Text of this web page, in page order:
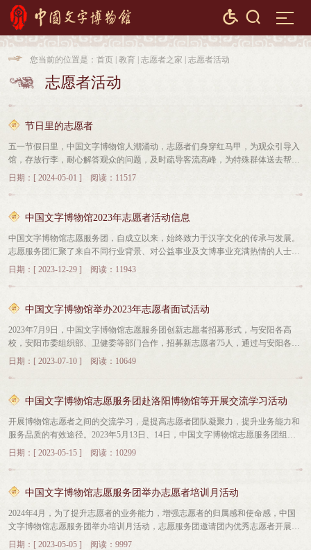
 
 志愿者活动
 您当前的位置是： 首页 教育 志愿者之家 志愿者活动
节日里的志愿者
五一节假日里，中国文字博物馆人潮涌动，志愿者们身穿红马甲，为观众引导入
馆，存放行李，耐心解答观众的问题，及时疏导客流高峰，为特殊群体送去帮
助，为观众提供展厅的讲解服务，还有“文字小博士”们，小小身体大能量，他们
务，还通过讲解、引导等方式传播文化知识，提升观众的参观体验。他们无私奉
日期：[ 2024-05-01 ] 阅读：11517
中国文字博物馆2023年志愿者活动信息
中国文字博物馆志愿服务团，自成立以来，始终致力于汉字文化的传承与发展。
志愿服务团汇聚了来自不同行业背景、对公益事业及文博事业充满热情的人士，
涵盖了教师、企事业单位在职人员、退休人士等多个群体，隶属于宣传教育部培
各类活动。2023年，有活跃志愿者198人，志愿者累计服务时长近9235小时，志
新招募志愿者75人，选拔“文字小博士”26人，参加中国文字博物馆读书分享会表
演经典吟诵节目《诗经 小雅 鹿鸣》，4月，举办志愿者培训月活动，开展讲座3
次。5月，志愿者赴洛阳博物馆、二里头夏都遗址博物馆、洛阳大运河文化博物
习。12月，外语志愿者为徽文馆讲解词录制英文版语音导览。
日期：[ 2023-12-29 ] 阅读：11943
中国文字博物馆举办2023年志愿者面试活动
2023年7月9日，中国文字博物馆志愿服务团创新志愿者招募形式，与安阳各高
校，安阳市委组织部、卫健委等部门合作，招募新志愿者75人，通过与安阳各高
校以及安阳市委组织部等部门的合作，志愿服务团打破了传统的招募界限，将招
日期：[ 2023-07-10 ] 阅读：10649
中国文字博物馆志愿服务团赴洛阳博物馆等开展交流学习活动
开展博物馆志愿者之间的交流学习，是提高志愿者团队凝聚力，提升业务能力和
服务品质的有效途径。2023年5月13日、14日，中国文字博物馆志愿服务团组织
53名志愿者赴洛阳博物馆、二里头夏都遗址博物馆、洛阳大运河文化博物馆开展
者团队打下了坚实的基础。
日期：[ 2023-05-15 ] 阅读：10299
中国文字博物馆志愿服务团举办志愿者培训月活动
2024年4月，为了提升志愿者的业务能力，增强志愿者的归属感和使命感，中国
文字博物馆志愿服务团举办培训月活动，志愿服务团邀请团内优秀志愿者开展专
题讲座，志愿者张世勇为志愿者讲授《计算机网络与信息安全》，志愿者张云峰
日期：[ 2023-05-05 ] 阅读：9997